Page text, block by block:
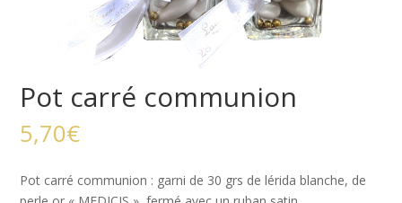
Pot carré communion
5,70€
Pot carré communion : garni de 30 grs de lérida blanche, de